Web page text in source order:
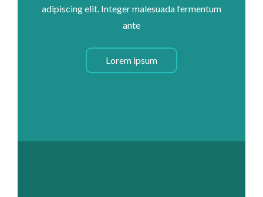
adipiscing elit. Integer malesuada fermentum
ante
Lorem ipsum